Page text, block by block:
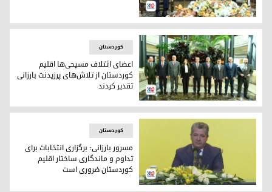
مسرور بارزانی با سفیر روسیە در عراق دیدار کرد
اعضای ائتلاف مسیحی‌ها اقلیم کوردستان از تلاش‌های پرزیدنت
کوردستان
اعضای ائتلاف مسیحی‌ها اقلیم
کوردستان از تلاش‌های پرزیدنت بارزانی
تقدیر کردند
کوردستان
مسرور بارزانی: برگزاری انتخابات برای
تداوم و ماندگاری ساختار اقلیم
کوردستان ضروری است